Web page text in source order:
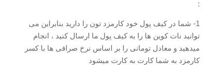
:
1- شما در کیف پول خود کارمزد تون را دارید بنابراین می
توانید نات کوین ها را به کیف پول ما ارسال کنید ، انجام
میدهید و معادل تومانی را بر اساس نرخ صرافی ها با کسر
کارمزد به شما کارت به کارت میشود